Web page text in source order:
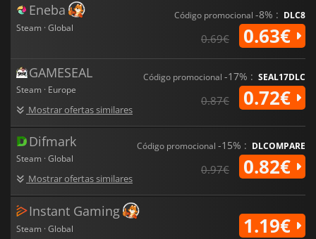
Eneba
Steam · Global
Código promocional -8% : DLC8
0.69€ 0.63€
GAMESEAL
Steam · Europe
Mostrar ofertas similares
Código promocional -17% : SEAL17DLC
0.87€ 0.72€
Difmark
Steam · Global
Mostrar ofertas similares
Código promocional -15% : DLCOMPARE
0.97€ 0.82€
Instant Gaming
Steam · Global 1.19€